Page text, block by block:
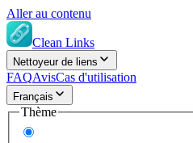
Aller au contenu
Clean Links
Nettoyeur de liens
FAQAvisCas d'utilisation
Français
Thème